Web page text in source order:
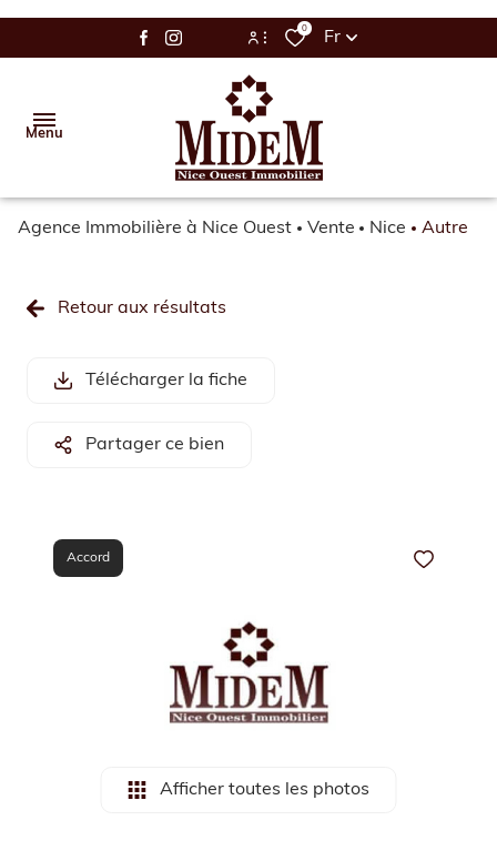
0
Fr
Menu
Vente
Gestion
Estimation
mail
Agence Immobilière à Nice Ouest Vente Nice Autre
Retour aux résultats
Télécharger la fiche
Partager ce bien
Accord
Afficher toutes les photos